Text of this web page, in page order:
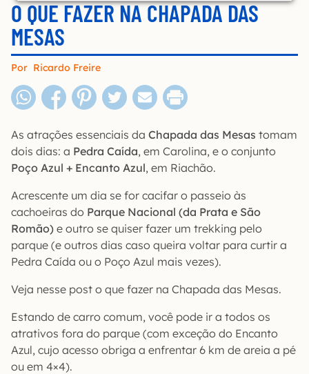
O QUE FAZER NA CHAPADA DAS
MESAS
Por Ricardo Freire
As atrações essenciais da Chapada das Mesas tomam
dois dias: a Pedra Caída, em Carolina, e o conjunto
Poço Azul + Encanto Azul, em Riachão.
Acrescente um dia se for cacifar o passeio às
cachoeiras do Parque Nacional (da Prata e São
Romão) e outro se quiser fazer um trekking pelo
parque (e outros dias caso queira voltar para curtir a
Pedra Caída ou o Poço Azul mais vezes).
Veja nesse post o que fazer na Chapada das Mesas.
Estando de carro comum, você pode ir a todos os
atrativos fora do parque (com exceção do Encanto
Azul, cujo acesso obriga a enfrentar 6 km de areia a pé
ou em 4×4).